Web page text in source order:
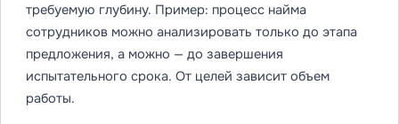
требуемую глубину. Пример: процесс найма
сотрудников можно анализировать только до этапа
предложения, а можно — до завершения
испытательного срока. От целей зависит объем
работы.